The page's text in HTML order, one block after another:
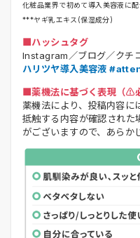
化粧品業界で初めて導入美容液に配
***ヤギ乳エキス(保湿成分)
■ハッシュタグ
Instagram／ブログ／クチ
ハリツヤ導入美容液
■薬機法に基づく表現（⚠️
薬機法により、投稿内容に
抵触する内容が確認された
がございますので、あらか